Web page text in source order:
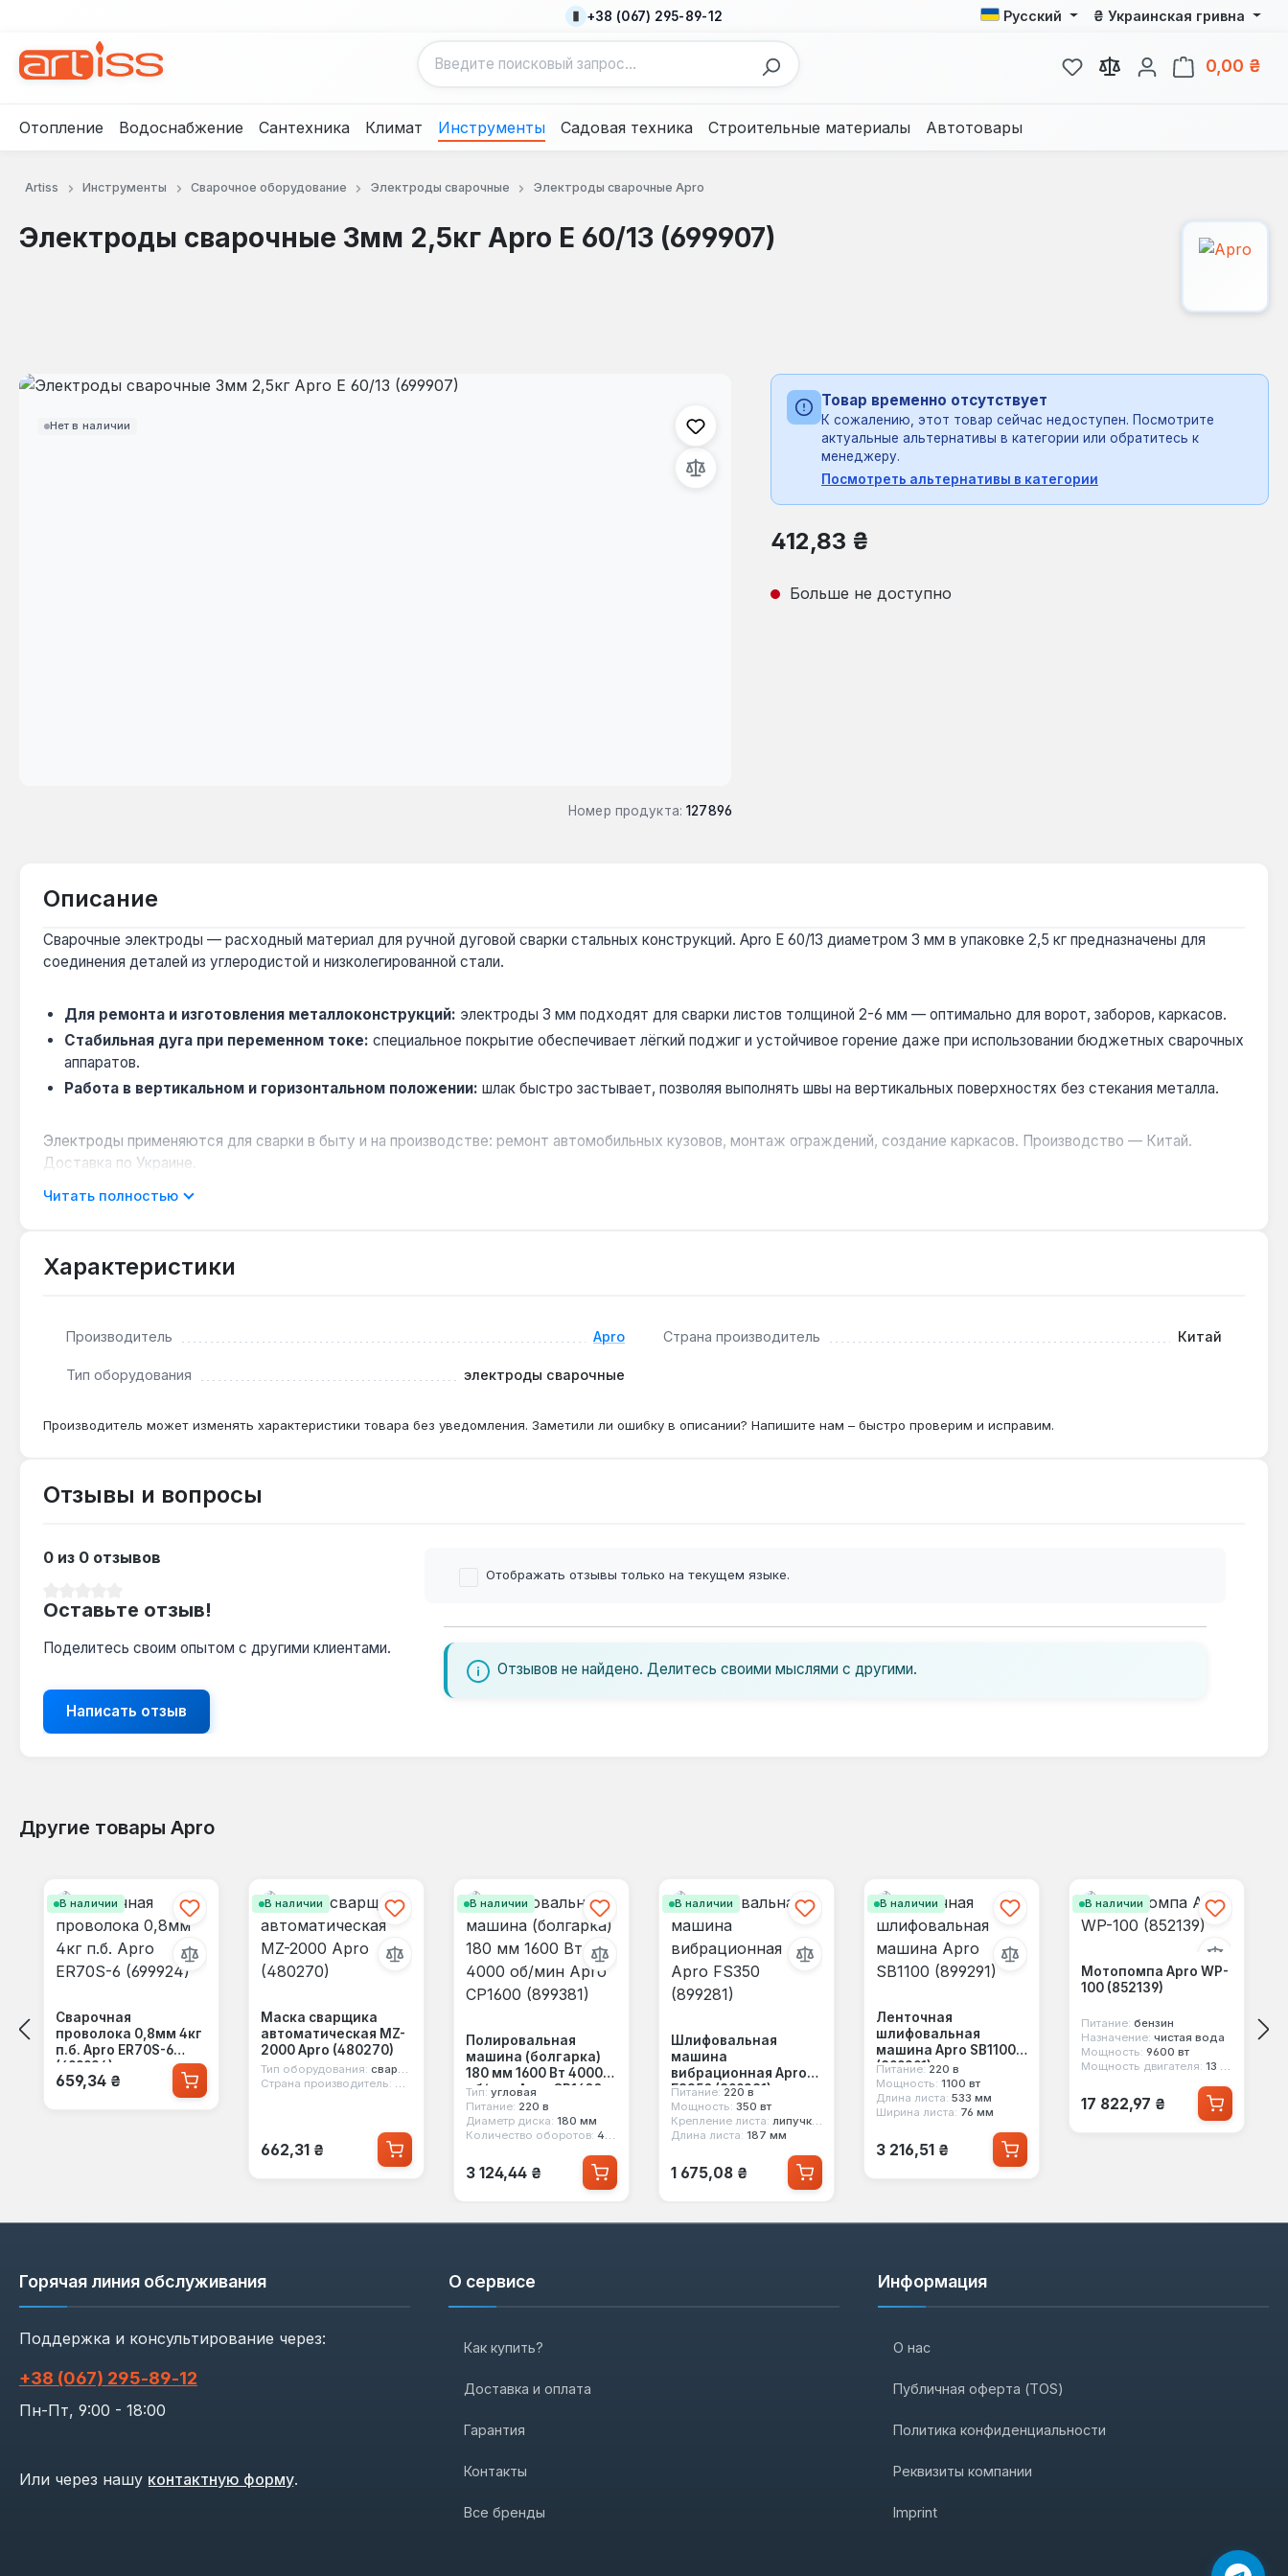
+38 (067) 295-89-12 Русский ₴ Украинская гривна
У вас есть товары из
0,00 ₴
Отопление Водоснабжение Сантехника Климат Инструменты Садовая техника Строительные материалы Автотовары
Artiss Инструменты Сварочное оборудование Электроды сварочные Электроды сварочные Apro
Электроды сварочные 3мм 2,5кг Apro Е 60/13 (699907)
Нет в наличии
Пропустить галерею изображений
Номер продукта: 127896
Товар временно отсутствует
К сожалению, этот товар сейчас недоступен. Посмотрите
актуальные альтернативы в категории или обратитесь к
менеджеру.
Посмотреть альтернативы в категории
Обычная цена:
412,83 ₴
Больше не доступно
Описание
Сварочные электроды — расходный материал для ручной дуговой сварки стальных конструкций. Apro Е 60/13 диаметром 3 мм в упаковке 2,5 кг предназначены для
соединения деталей из углеродистой и низколегированной стали.
Для ремонта и изготовления металлоконструкций: электроды 3 мм подходят для сварки листов толщиной 2-6 мм — оптимально для ворот, заборов, каркасов.
Стабильная дуга при переменном токе: специальное покрытие обеспечивает лёгкий поджиг и устойчивое горение даже при использовании бюджетных сварочных
аппаратов.
Работа в вертикальном и горизонтальном положении: шлак быстро застывает, позволяя выполнять швы на вертикальных поверхностях без стекания металла.
Электроды применяются для сварки в быту и на производстве: ремонт автомобильных кузовов, монтаж ограждений, создание каркасов. Производство — Китай.
Доставка по Украине.
Читать полностью
Характеристики
Производитель Apro Страна производитель Китай
Тип оборудования электроды сварочные
Производитель может изменять характеристики товара без уведомления. Заметили ли ошибку в описании? Напишите нам – быстро проверим и исправим.
Отзывы и вопросы
0 из 0 отзывов
Оставьте отзыв!
Поделитесь своим опытом с другими клиентами.
Написать отзыв
Отображать отзывы только на текущем языке.
Отзывов не найдено. Делитесь своими мыслями с другими.
Другие товары Apro
В наличии
Сварочная
проволока 0,8мм 4кг
п.б. Apro ER70S-6
(699924)
Обычная цена:
659,34 ₴
В наличии
Маска сварщика
автоматическая MZ-
2000 Apro (480270)
Тип оборудования: сварочная маска
Страна производитель:
Обычная цена:
662,31 ₴
В наличии
Полировальная
машина (болгарка)
180 мм 1600 Вт 4000
об/мин Apro СP1600
(899381)
Тип: угловая
Питание: 220 в
Диаметр диска: 180 мм
Количество оборотов: 4000 об/мин
Обычная цена:
3 124,44 ₴
В наличии
Шлифовальная
машина
вибрационная Apro
FS350 (899281)
Питание: 220 в
Мощность: 350 вт
Крепление листа: липучка, зажим
Длина листа: 187 мм
Обычная цена:
1 675,08 ₴
В наличии
Ленточная
шлифовальная
машина Apro SB1100
(899291)
Питание: 220 в
Мощность: 1100 вт
Длина листа: 533 мм
Ширина листа: 76 мм
Обычная цена:
3 216,51 ₴
В наличии
Мотопомпа Apro WP-
100 (852139)
Питание: бензин
Назначение: чистая вода
Мощность: 9600 вт
Мощность двигателя: 13 л.с.
Обычная цена:
17 822,97 ₴
Горячая линия обслуживания
Поддержка и консультирование через:
+38 (067) 295‑89‑12
Пн-Пт, 9:00 - 18:00
Или через нашу контактную форму.
О сервисе
Как купить?
Доставка и оплата
Гарантия
Контакты
Все бренды
Информация
О нас
Публичная оферта (TOS)
Политика конфиденциальности
Реквизиты компании
Imprint